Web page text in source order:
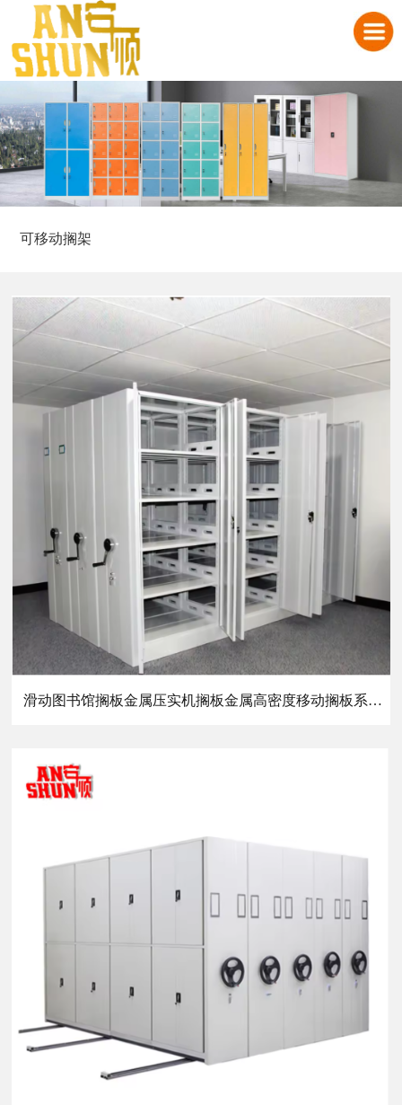
滑动图书馆搁板金属压实机搁板金属高密度移动搁板系统，用于办公钢柜